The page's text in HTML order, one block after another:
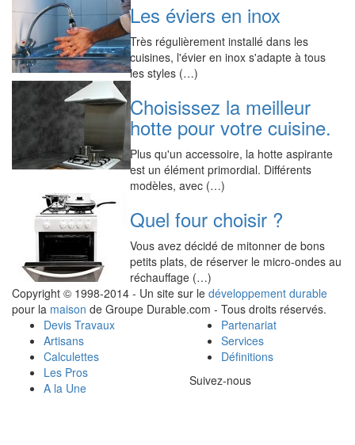
Les éviers en inox
Très régulièrement installé dans les
cuisines, l'évier en inox s'adapte à tous
les styles (…)
Choisissez la meilleur
hotte pour votre cuisine.
Plus qu'un accessoire, la hotte aspirante
est un élément primordial. Différents
modèles, avec (…)
Quel four choisir ?
Vous avez décidé de mitonner de bons
petits plats, de réserver le micro-ondes au
réchauffage (…)
Copyright © 1998-2014 - Un site sur le développement durable
pour la maison de Groupe Durable.com - Tous droits réservés.
Devis Travaux
Artisans
Calculettes
Les Pros
A la Une
Partenariat
Services
Définitions
Suivez-nous